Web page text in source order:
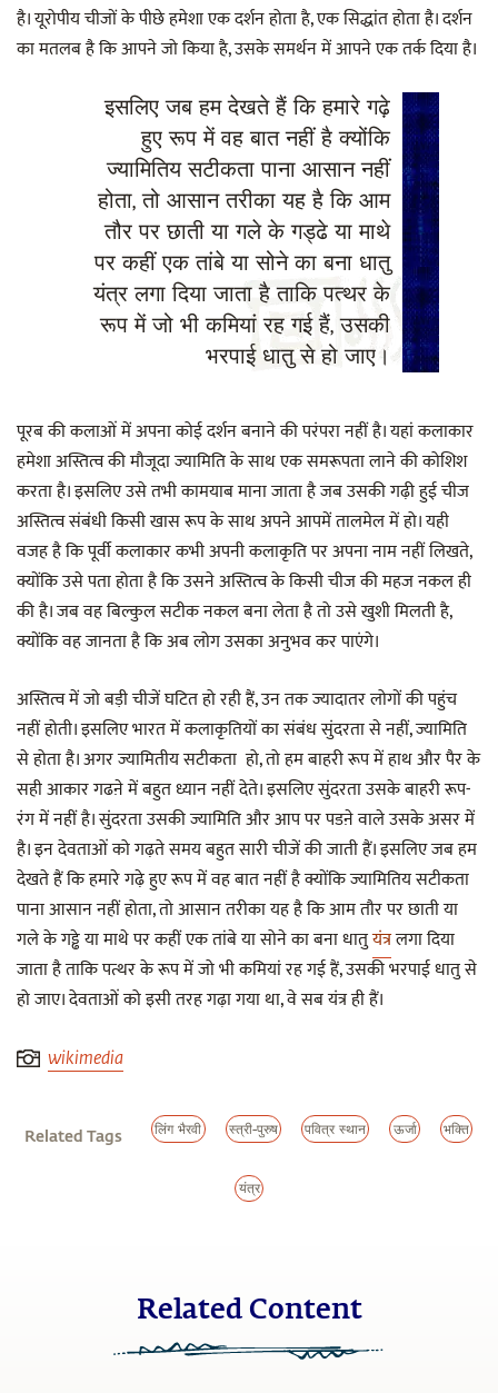
है। यूरोपीय चीजों के पीछे हमेशा एक दर्शन होता है, एक सिद्धांत होता है। दर्शन
का मतलब है कि आपने जो किया है, उसके समर्थन में आपने एक तर्क दिया है।
इसलिए जब हम देखते हैं कि हमारे गढ़े
हुए रूप में वह बात नहीं है क्योंकि
ज्यामितिय सटीकता पाना आसान नहीं
होता, तो आसान तरीका यह है कि आम
तौर पर छाती या गले के गड्ढे या माथे
पर कहीं एक तांबे या सोने का बना धातु
यंत्र लगा दिया जाता है ताकि पत्थर के
रूप में जो भी कमियां रह गई हैं, उसकी
भरपाई धातु से हो जाए।
पूरब की कलाओं में अपना कोई दर्शन बनाने की परंपरा नहीं है। यहां कलाकार
हमेशा अस्तित्व की मौजूदा ज्यामिति के साथ एक समरूपता लाने की कोशिश
करता है। इसलिए उसे तभी कामयाब माना जाता है जब उसकी गढ़ी हुई चीज
अस्तित्व संबंधी किसी खास रूप के साथ अपने आपमें तालमेल में हो। यही
वजह है कि पूर्वी कलाकार कभी अपनी कलाकृति पर अपना नाम नहीं लिखते,
क्योंकि उसे पता होता है कि उसने अस्तित्व के किसी चीज की महज नकल ही
की है। जब वह बिल्कुल सटीक नकल बना लेता है तो उसे खुशी मिलती है,
क्योंकि वह जानता है कि अब लोग उसका अनुभव कर पाएंगे।
अस्तित्व में जो बड़ी चीजें घटित हो रही हैं, उन तक ज्यादातर लोगों की पहुंच
नहीं होती। इसलिए भारत में कलाकृतियों का संबंध सुंदरता से नहीं, ज्यामिति
से होता है। अगर ज्यामितीय सटीकता हो, तो हम बाहरी रूप में हाथ और पैर के
सही आकार गढऩे में बहुत ध्यान नहीं देते। इसलिए सुंदरता उसके बाहरी रूप-
रंग में नहीं है। सुंदरता उसकी ज्यामिति और आप पर पडऩे वाले उसके असर में
है। इन देवताओं को गढ़ते समय बहुत सारी चीजें की जाती हैं। इसलिए जब हम
देखते हैं कि हमारे गढ़े हुए रूप में वह बात नहीं है क्योंकि ज्यामितिय सटीकता
पाना आसान नहीं होता, तो आसान तरीका यह है कि आम तौर पर छाती या
गले के गड्ढे या माथे पर कहीं एक तांबे या सोने का बना धातुयंत्रलगा दिया
जाता है ताकि पत्थर के रूप में जो भी कमियां रह गई हैं, उसकी भरपाई धातु से
हो जाए। देवताओं को इसी तरह गढ़ा गया था, वे सब यंत्र ही हैं।
wikimedia
Related Tags लिंग भैरवी स्त्री-पुरुष पवित्र स्थान ऊर्जा भक्ति
यंत्र
Related Content